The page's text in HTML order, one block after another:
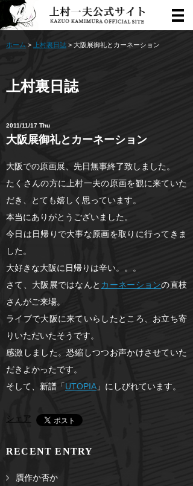
ホーム > 上村裏日誌 > 大阪展御礼とカーネーション
上村裏日誌
2011/11/17 Thu
大阪展御礼とカーネーション
大阪での原画展、先日無事終了致しました。
たくさんの方に上村一夫の原画を観に来ていた
だき、とても嬉しく思っています。
本当にありがとうございました。
今日は日帰りで大事な原画を取りに行ってきま
した。
大好きな大阪に日帰りは辛い。。。
さて、大阪展ではなんと カーネーションの直枝
さんがご来場。
ライブで大阪に来ていらしたところ、お立ち寄
りいただいたそうです。
感激しました。恐縮しつつお声かけさせていた
だきよかったです。
そして、新譜「UTOPIA 」にしびれています。
シェア
RECENT ENTRY
贋作か否か